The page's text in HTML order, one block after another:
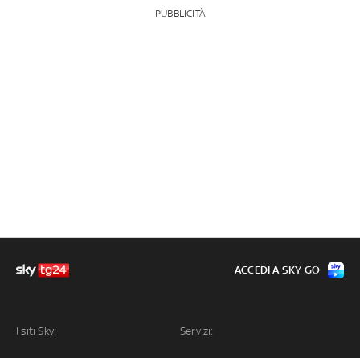
PUBBLICITÀ
I siti Sky: Servizi:
ACCEDI A SKY GO